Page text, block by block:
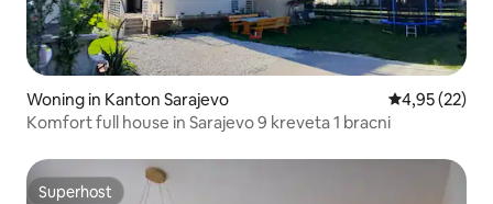
Woning in Kanton Sarajevo Gemiddelde
4,95 (22)
Komfort full house in Sarajevo 9 kreveta 1 bracni
Superhost